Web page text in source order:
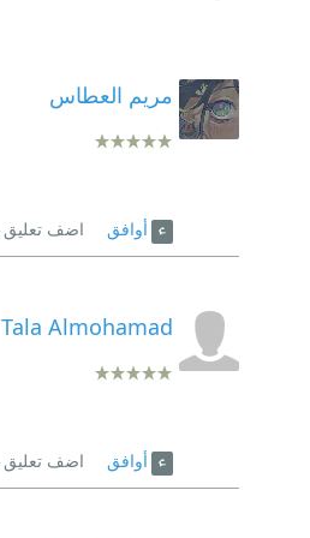
مريم العطاس
أوافق اضف تعليق
Tala Almohamad
أوافق اضف تعليق